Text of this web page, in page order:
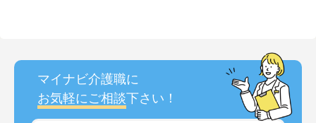
マイナビ介護職に
お気軽にご相談下さい！